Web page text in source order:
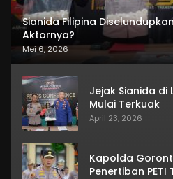
Sianida Filipina
Aktornya?
Mei 6, 2026
Jejak Sianida
Mulai Terkuak
April 23, 2026
Kapolda
Penertiban PETI